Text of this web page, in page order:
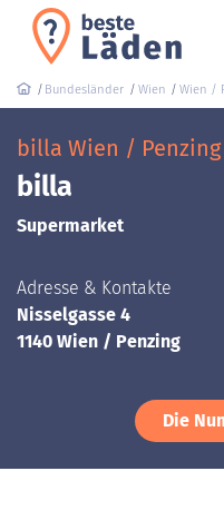
Bundesländer Wien Wien /
billa Wien / Penzing
billa
Supermarket
Adresse & Kontakte
Nisselgasse 4
1140 Wien / Penzing
Die